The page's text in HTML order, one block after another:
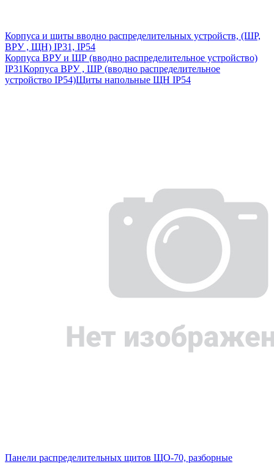
Корпуса и щиты вводно распределительных устройств, (ШР,
ВРУ , ЩН) IP31, IP54
Корпуса ВРУ и ШР (вводно распределительное устройство)
IP31Корпуса ВРУ , ШР (вводно распределительное
устройство IP54)Щиты напольные ЩН IP54
Панели распределительных щитов ЩО-70, разборные